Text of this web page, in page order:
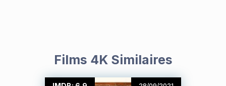
Films 4K Similaires